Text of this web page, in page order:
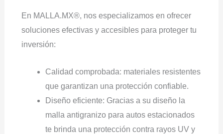
En MALLA.MX®, nos especializamos en ofrecer
soluciones efectivas y accesibles para proteger tu
inversión:
Calidad comprobada: materiales resistentes
que garantizan una protección confiable.
Diseño eficiente: Gracias a su diseño la
malla antigranizo para autos estacionados
te brinda una protección contra rayos UV y